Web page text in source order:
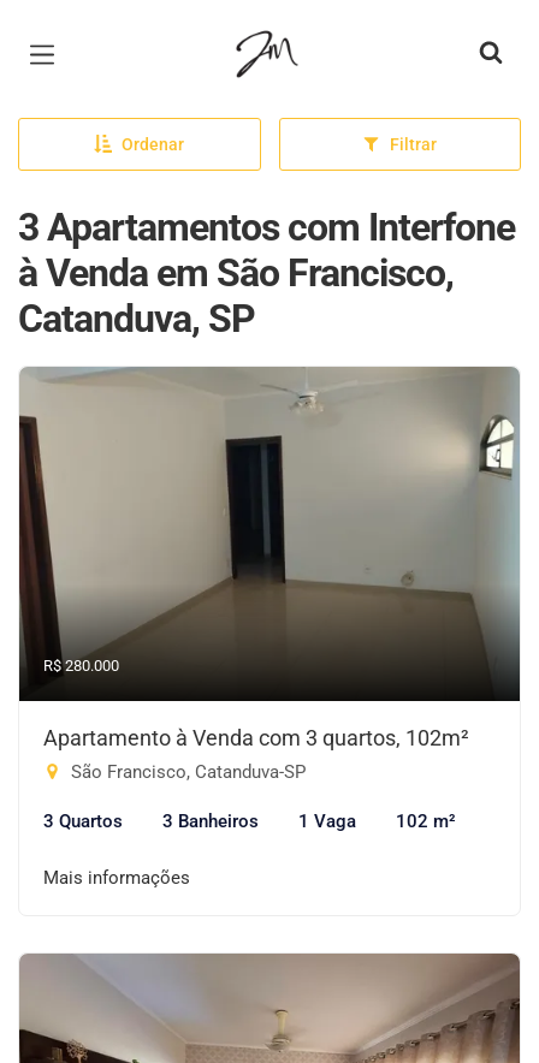
Página inicial
Ordenar Filtrar
3 Apartamentos com Interfone
à Venda em São Francisco,
Catanduva, SP
R$ 280.000
Apartamento à Venda com 3 quartos, 102m²
São Francisco, Catanduva-SP
3 Quartos 3 Banheiros 1 Vaga 102 m²
Mais informações